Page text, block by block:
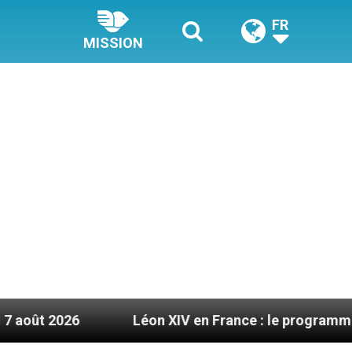
MISSION
FR
Léon XIV en France : le programme détaillé